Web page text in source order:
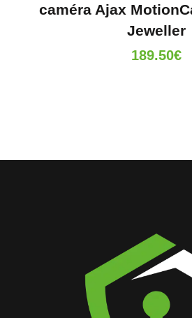
caméra Ajax
Jeweller
189.50€